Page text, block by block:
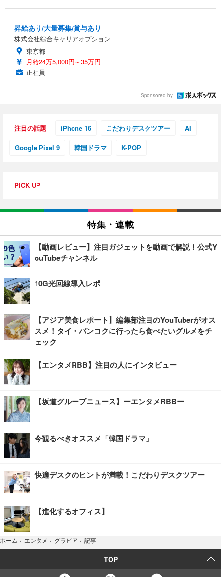
昇給あり/大量募集/賞与あり
株式会社綜合キャリアオプション
東京都
月給24万5,000円～35万円
正社員
Sponsored by
注目の話題 iPhone 16 こだわりデスクツアー AI
Google Pixel 9 韓国ドラマ K-POP
PICK UP
特集・連載
【動画レビュー】注目ガジェットを動画で解説！公式Y
ouTubeチャンネル
10G光回線導入レポ
【アジア美食レポート】編集部注目のYouTuberがオス
スメ！タイ・バンコクに行ったら食べたいグルメをチ
ェック
【エンタメRBB】注目の人にインタビュー
【坂道グループニュース】ーエンタメRBBー
今観るべきオススメ「韓国ドラマ」
快適デスクのヒントが満載！こだわりデスクツアー
【進化するオフィス】
ホーム › エンタメ › グラビア › 記事
TOP